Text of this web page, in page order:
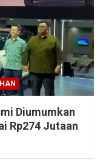
Diumumkan
Rp274 Jutaan